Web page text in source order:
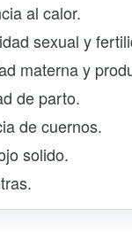
al calor.
sexual y
materna y
de parto.
de cuernos.
solido.